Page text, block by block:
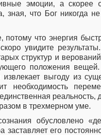
эмоции, а скорее
зная, что Бог никогда
потому что энергия
увидите
структур и
положения вещей.
выгоду из
необходимость
в трехмерном уме.
обусловлено
заставляет его